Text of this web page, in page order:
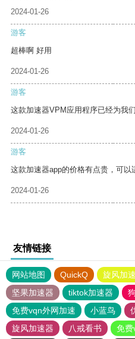
2024-01-26
游客
超棒啊 好用
2024-01-26
游客
这款加速器VPM应用程序已经为我
2024-01-26
游客
这款加速器app的价格有点贵，可以
2024-01-26
友情链接
网站地图 QuickQ 旋风加
坚果加速器
tiktok加速器
免费vqn外网加速
小蓝鸟
旋风加速器
八戒看书 免费